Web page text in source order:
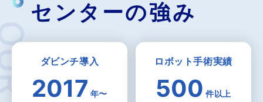
センターの強み
ダビンチ導入
2017 年〜
ロボット手術実績
500 件以上